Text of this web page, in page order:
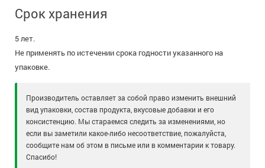
Срок хранения
5 лет.
Не применять по истечении срока годности указанного на
упаковке.
Производитель оставляет за собой право изменить внешний
вид упаковки, состав продукта, вкусовые добавки и его
консистенцию. Мы стараемся следить за изменениями, но
если вы заметили какое-либо несоответствие, пожалуйста,
сообщите нам об этом в письме или в комментарии к товару.
Спасибо!